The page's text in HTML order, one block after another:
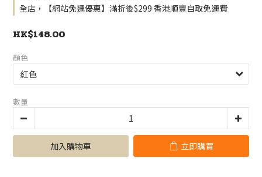
全店，【網站免運優惠】滿折後$299 香港順豐自取免運費
HK$148.00
顏色
數量
加入購物車 立即購買